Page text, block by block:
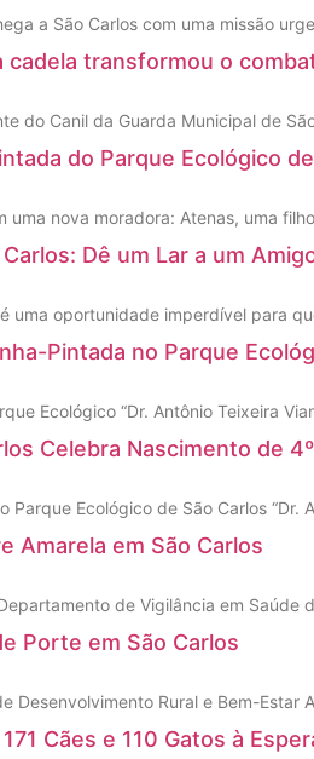
a São Carlos com uma missão
cadela transformou o
do Canil da Guarda Municipal de
do Parque Ecológico
uma nova moradora: Atenas, uma
Dê um Lar a um
uma oportunidade imperdível para
Pintada no Parque
Ecológico “Dr. Antônio Teixeira
Celebra Nascimento de
Ecológico de São Carlos “Dr.
Amarela em São Carlos
de Vigilância em Saúde
Porte em São Carlos
Desenvolvimento Rural e Bem-Estar
Cães e 110 Gatos à